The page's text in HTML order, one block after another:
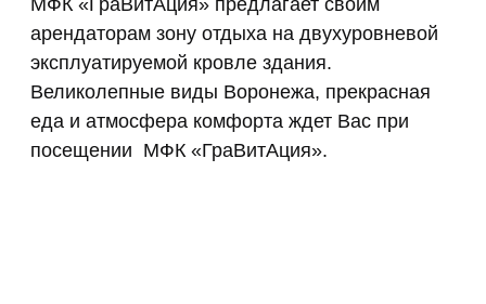
МФК «ГраВитАция» предлагает своим
арендаторам зону отдыха на двухуровневой
эксплуатируемой кровле здания.
Великолепные виды Воронежа, прекрасная
еда и атмосфера комфорта ждет Вас при
посещении МФК «ГраВитАция».